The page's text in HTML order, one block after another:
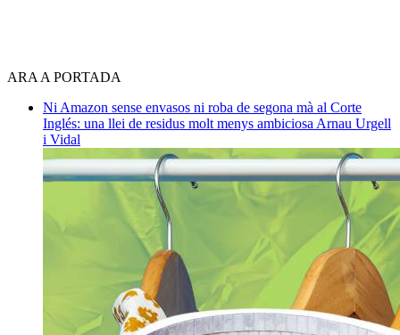
ARA A PORTADA
Ni Amazon sense envasos ni roba de segona mà al Corte
Inglés: una llei de residus molt menys ambiciosa Arnau Urgell
i Vidal